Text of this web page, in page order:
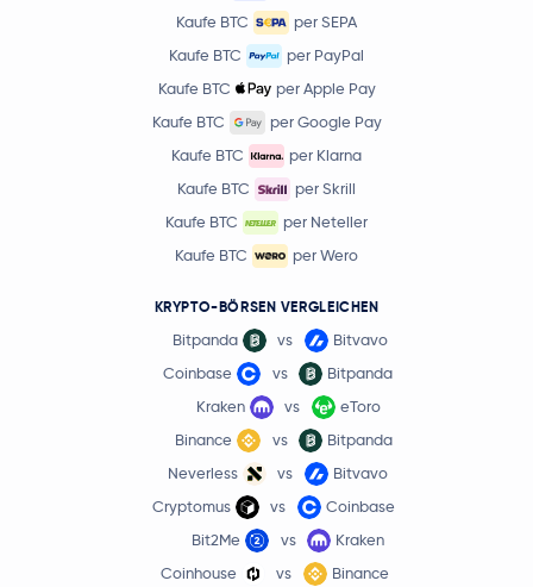
Kaufe BTC
per SEPA
Kaufe BTC
per PayPal
Kaufe BTC
per Apple Pay
Kaufe BTC
per Google Pay
Kaufe BTC
per Klarna
Kaufe BTC
per Skrill
Kaufe BTC
per Neteller
Kaufe BTC
per Wero
KRYPTO-BÖRSEN VERGLEICHEN
Bitpanda vs
Bitvavo
Coinbase
vs
Bitpanda
Kraken
vs
eToro
Binance
vs
Bitpanda
Neverless
vs
Bitvavo
Cryptomus
vs
Coinbase
Bit2Me
vs
Kraken
Coinhouse
vs Binance